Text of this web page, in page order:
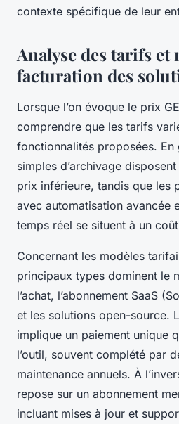
contexte spécifique de leur
Analyse des tarifs et
facturation des
Lorsque l’on évoque le prix
comprendre que les tarifs
fonctionnalités proposées. En
simples d’archivage
prix inférieure, tandis que les
avec automatisation avancée
temps réel se situent à un
Concernant les modèles
principaux types dominent le
l’achat, l’abonnement SaaS
et les solutions open-source.
implique un paiement unique
l’outil, souvent complété par
maintenance annuels. À
repose sur un abonnement
incluant mises à jour et